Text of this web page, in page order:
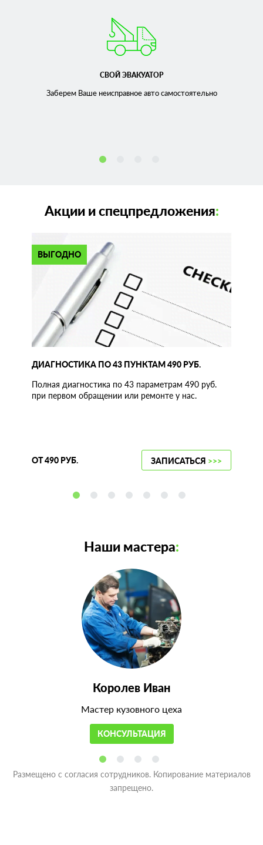
СВОЙ ЭВАКУАТОР
Заберем Ваше неисправноеавто самостоятельно
Акции и спецпредложения:
ВЫГОДНО
ДИАГНОСТИКА ПО 43 ПУНКТАМ 490 РУБ.
Полная диагностика по 43 параметрам 490 руб.
при первом обращении или ремонте у нас.
ОТ 490 РУБ. ЗАПИСАТЬСЯ >>>
Наши мастера:
Королев Иван
Мастер кузовного цеха
КОНСУЛЬТАЦИЯ
Размещено с согласия сотрудников. Копирование материалов
запрещено.